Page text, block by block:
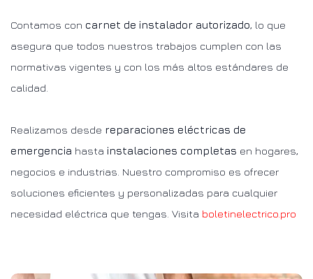
Contamos con carnet de instalador autorizado, lo que
asegura que todos nuestros trabajos cumplen con las
normativas vigentes y con los más altos estándares de
calidad.
Realizamos desde reparaciones eléctricas de
emergencia hasta instalaciones completas en hogares,
negocios e industrias. Nuestro compromiso es ofrecer
soluciones eficientes y personalizadas para cualquier
necesidad eléctrica que tengas. Visita boletinelectrico.pro